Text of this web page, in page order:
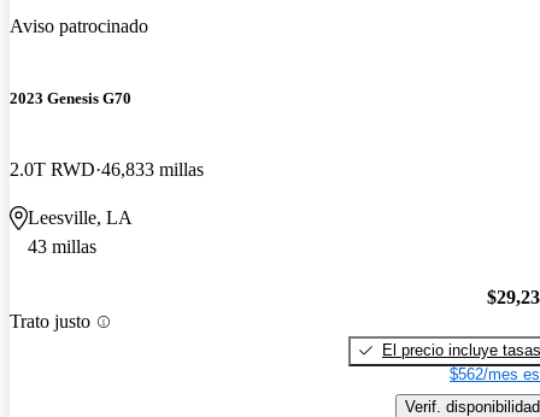
Aviso patrocinado
2023 Genesis G70
2.0T RWD 46,833 millas
Leesville, LA
43 millas
Trato justo
El precio incluye tasas
$562/mes
Verif. disponibilidad